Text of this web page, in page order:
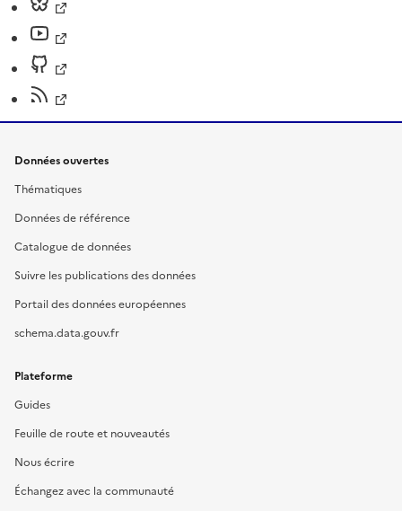
Données ouvertes
Thématiques
Données de référence
Catalogue de données
Suivre les publications des données
Portail des données européennes
schema.data.gouv.fr
Plateforme
Guides
Feuille de route et nouveautés
Nous écrire
Échangez avec la communauté